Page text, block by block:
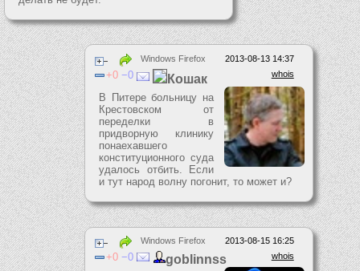
2013-08-13 14:37
Windows Firefox
whois
0 0 Кошак
В Питере больницу на
Крестовском от
переделки в
придворную клинику
понаехавшего
конституционного суда
удалось отбить. Если
и тут народ волну погонит, то может и?
2013-08-15 16:25
Windows Firefox
whois
0 0 goblinnss